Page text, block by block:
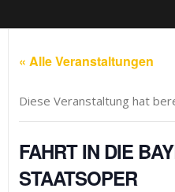
« Alle Veranstaltungen
Diese Veranstaltung hat
FAHRT IN DIE
STAATSOPER